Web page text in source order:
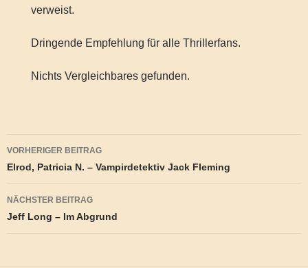
verweist.
Dringende Empfehlung für alle Thrillerfans.
Nichts Vergleichbares gefunden.
Beitragsnavigation
VORHERIGER BEITRAG
Elrod, Patricia N. – Vampirdetektiv Jack Fleming
NÄCHSTER BEITRAG
Jeff Long – Im Abgrund